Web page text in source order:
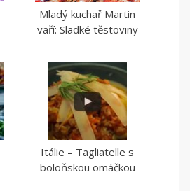
Mladý kuchař Martin
vaří: Sladké těstoviny
Itálie – Tagliatelle s
boloňskou omáčkou